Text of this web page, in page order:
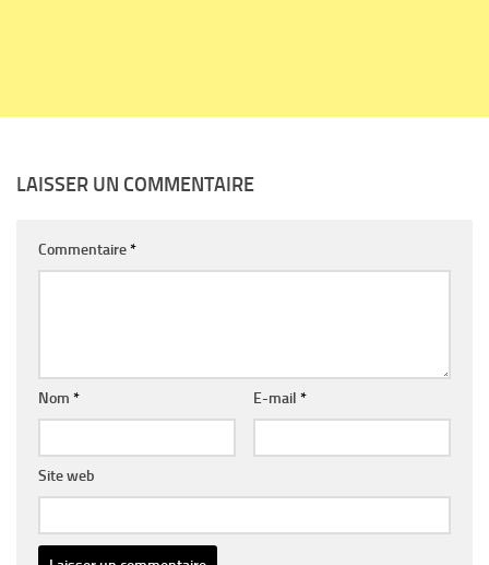
LAISSER UN COMMENTAIRE
Commentaire*
Nom * E-mail *
Site web